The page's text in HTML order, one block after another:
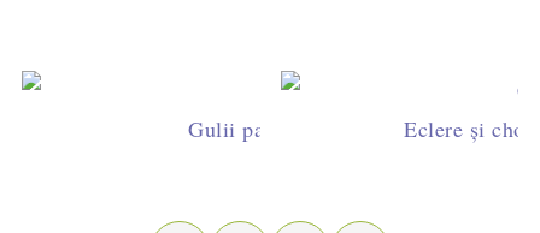
Gulii pane făcute la cuptor -reţetă de
Eclere şi